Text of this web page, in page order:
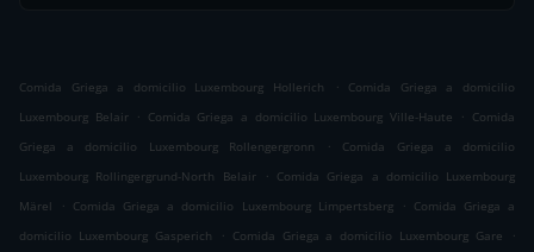
Comida Griega a domicilio Luxembourg Hollerich .
Comida Griega a domicilio
Luxembourg Belair . Comida Griega a domicilio Luxembourg Ville-Haute . Comida
Griega a domicilio Luxembourg Rollengergronn
.
Comida Griega a domicilio
Luxembourg Rollingergrund-North Belair
. Comida Griega a domicilio Luxembourg
Märel
. Comida Griega a domicilio Luxembourg Limpertsberg . Comida Griega a
domicilio Luxembourg Gasperich
. Comida Griega a domicilio Luxembourg Gare
.